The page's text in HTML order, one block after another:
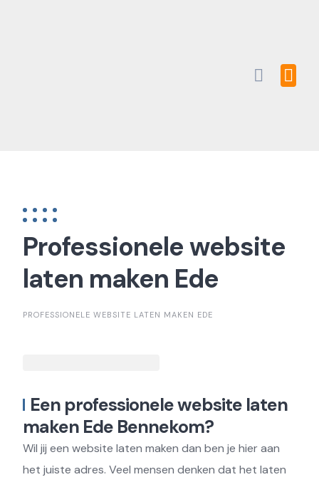
Professionele website
laten maken Ede
PROFESSIONELE WEBSITE LATEN MAKEN EDE
Een professionele website laten
maken Ede Bennekom?
Wil jij een website laten maken dan ben je hier aan
het juiste adres. Veel mensen denken dat het laten